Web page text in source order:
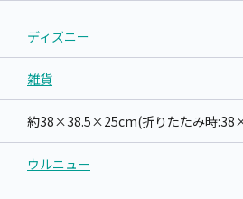
ディズニー
雑貨
約38×38.5×25cm(折りたたみ時
ウルニュー